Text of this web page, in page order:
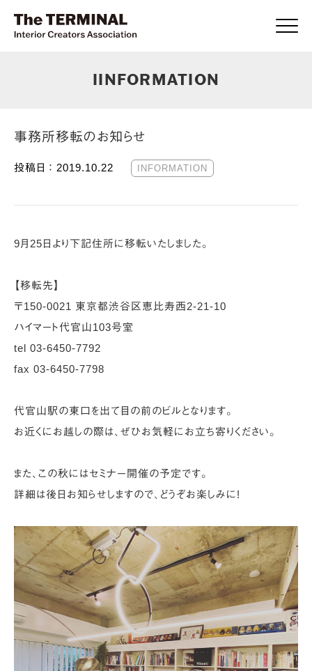
Click
IINFORMATION
事務所移転のお知らせ
投稿日 ： 2019.10.22 INFORMATION
9月25日より下記住所に移転いたしました。
【移転先】
〒150-0021 東京都渋谷区恵比寿西2-21-10
ハイマート代官山103号室
tel 03-6450-7792
fax 03-6450-7798
代官山駅の東口を出て目の前のビルとなります。
お近くにお越しの際は、ぜひお気軽にお立ち寄りください。
また、この秋にはセミナー開催の予定です。
詳細は後日お知らせしますので、どうぞお楽しみに!